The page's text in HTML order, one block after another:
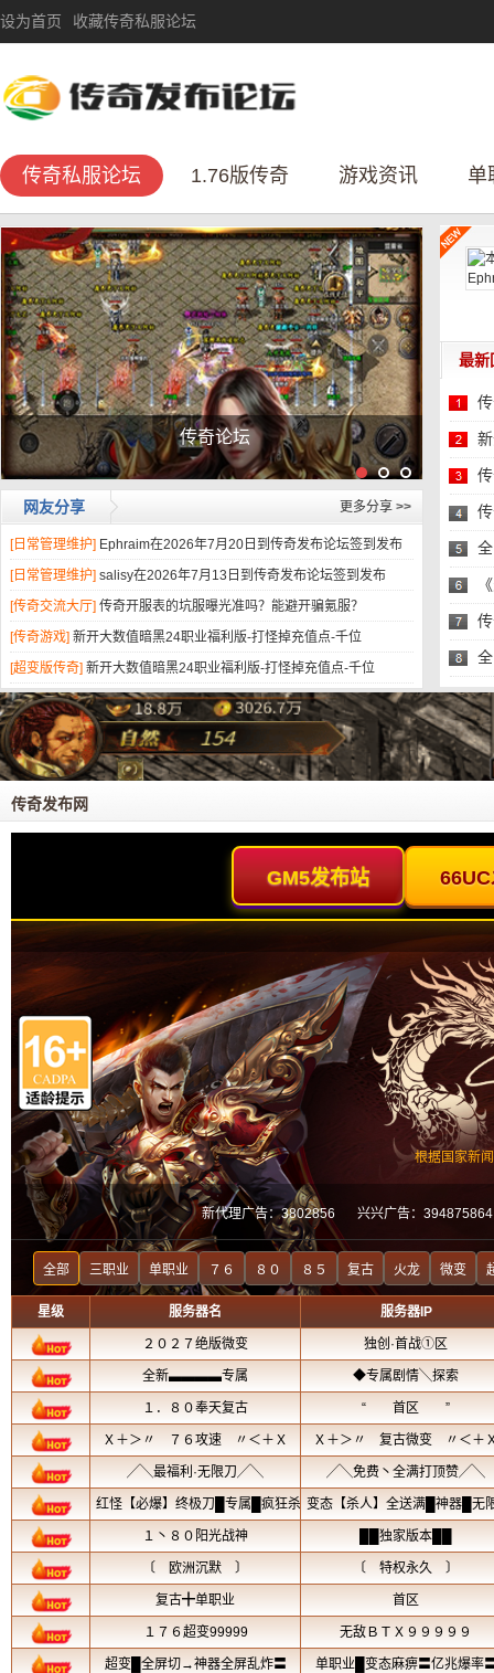
设为首页 收藏传奇私服论坛
传奇私服论坛 1.76版传奇 游戏资讯 单
全网独创大小世界，可以单机，可以互动，可
网友分享 更多分享 >>
[日常管理维护] Ephraim在2026年7月20日到传奇发布论坛签到发布
[日常管理维护] salisy在2026年7月13日到传奇发布论坛签到发布
[传奇交流大厅] 传奇开服表的坑服曝光准吗？能避开骗氪服？
[传奇游戏] 新开大数值暗黑24职业福利版-打怪掉充值点-千位
[超变版传奇] 新开大数值暗黑24职业福利版-打怪掉充值点-千位
最新
传奇发布网